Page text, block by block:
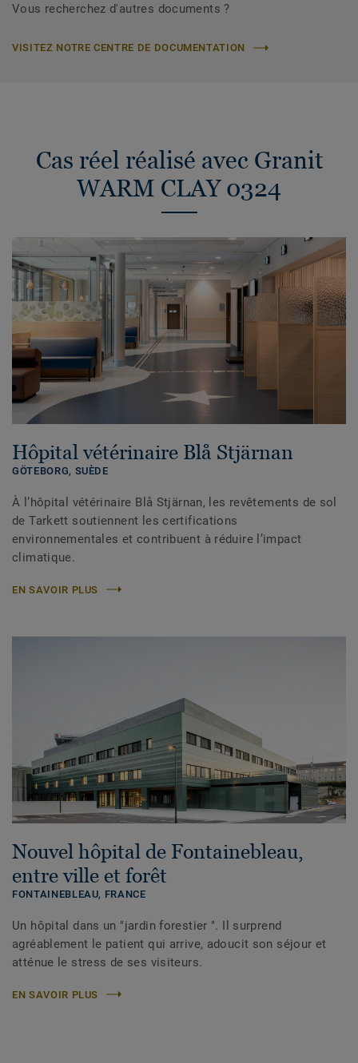
Vous recherchez d'autres documents ?
VISITEZ NOTRE CENTRE DE DOCUMENTATION
Cas réel réalisé avec Granit
WARM CLAY 0324
Hôpital vétérinaire Blå Stjärnan
GÖTEBORG, SUÈDE
À l’hôpital vétérinaire Blå Stjärnan, les revêtements de sol
de Tarkett soutiennent les certifications
environnementales et contribuent à réduire l’impact
climatique.
EN SAVOIR PLUS
Nouvel hôpital de Fontainebleau,
entre ville et forêt
FONTAINEBLEAU, FRANCE
Un hôpital dans un "jardin forestier ". Il surprend
agréablement le patient qui arrive, adoucit son séjour et
atténue le stress de ses visiteurs.
EN SAVOIR PLUS